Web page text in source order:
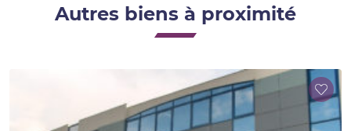
Autres biens à proximité